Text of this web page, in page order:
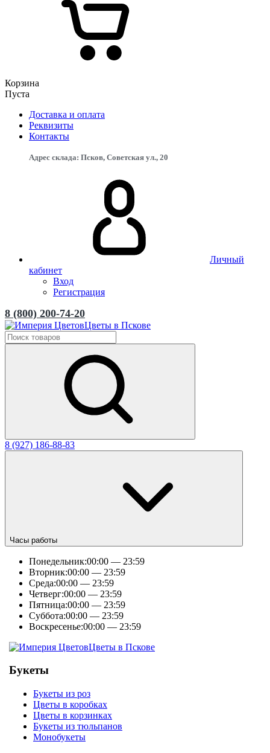
Корзина
Пуста
Доставка и оплата
Реквизиты
Контакты
Адрес склада: Псков, Советская ул., 20
Личный
кабинет
Вход
Регистрация
8 (800) 200-74-20
Цветы в Пскове
8 (927) 186-88-83
Часы работы
Понедельник:00:00 — 23:59
Вторник:00:00 — 23:59
Среда:00:00 — 23:59
Четверг:00:00 — 23:59
Пятница:00:00 — 23:59
Суббота:00:00 — 23:59
Воскресенье:00:00 — 23:59
Цветы в Пскове
Букеты
Букеты из роз
Цветы в коробках
Цветы в корзинках
Букеты из тюльпанов
Монобукеты